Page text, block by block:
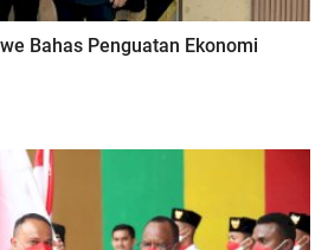
Bahas Penguatan Ekonomi